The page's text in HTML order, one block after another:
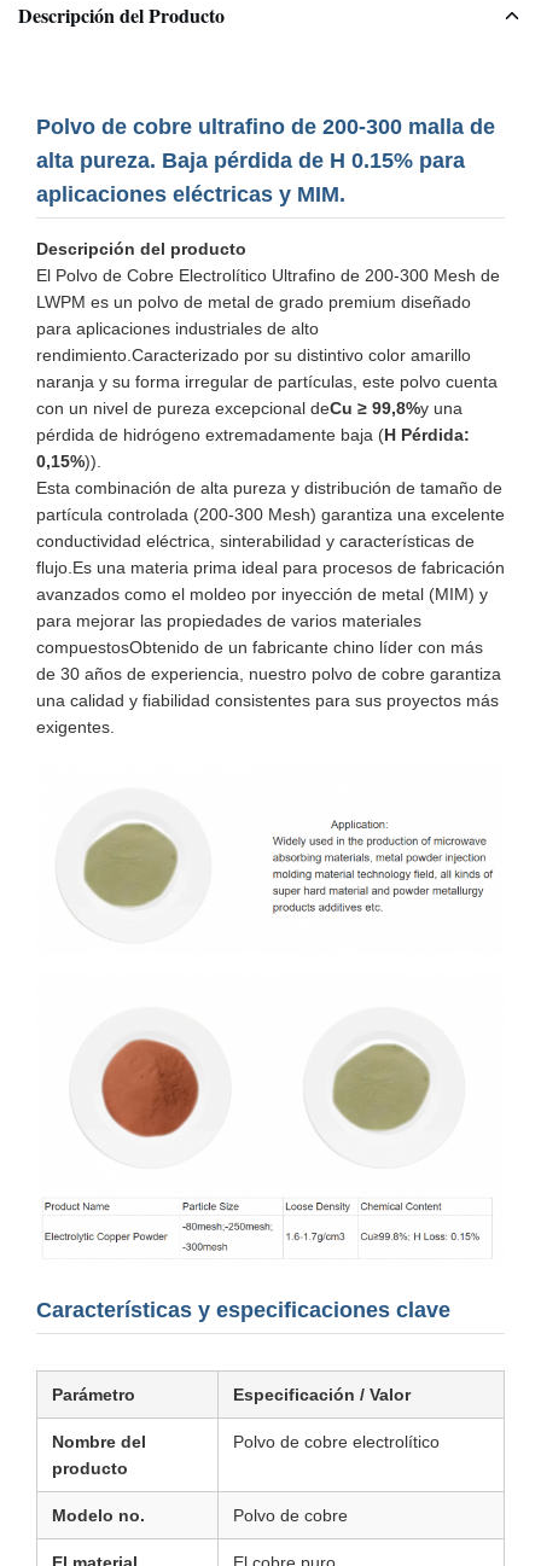
Descripción del Producto
Polvo de cobre ultrafino de 200-300 malla de
alta pureza. Baja pérdida de H 0.15% para
aplicaciones eléctricas y MIM.
Descripción del producto
El Polvo de Cobre Electrolítico Ultrafino de 200-300 Mesh de
LWPM es un polvo de metal de grado premium diseñado
para aplicaciones industriales de alto
rendimiento.Caracterizado por su distintivo color amarillo
naranja y su forma irregular de partículas, este polvo cuenta
con un nivel de pureza excepcional deCu ≥ 99,8%y una
pérdida de hidrógeno extremadamente baja (H Pérdida:
0,15%)).
Esta combinación de alta pureza y distribución de tamaño de
partícula controlada (200-300 Mesh) garantiza una excelente
conductividad eléctrica, sinterabilidad y características de
flujo.Es una materia prima ideal para procesos de fabricación
avanzados como el moldeo por inyección de metal (MIM) y
para mejorar las propiedades de varios materiales
compuestosObtenido de un fabricante chino líder con más
de 30 años de experiencia, nuestro polvo de cobre garantiza
una calidad y fiabilidad consistentes para sus proyectos más
exigentes.
Características y especificaciones clave
Parámetro Especificación / Valor
Nombre del
producto
Polvo de cobre electrolítico
Modelo no. Polvo de cobre